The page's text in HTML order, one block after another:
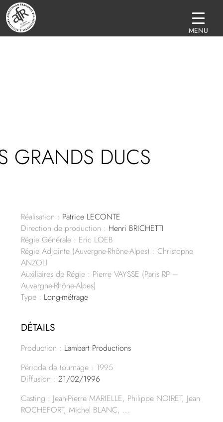
GRANDS DUCS
Réalisation : Patrice LECONTE
Direction de production : Henri BRICHETTI
Régie Générale : Eric LOEB
Régie Adjointe (Auvergne-Rhône-Alpes) : Christophe
ANZOLI
Auxiliaires de Régie : Pierre VAYSSE (Paris RP –
Auvergne-Rhône-Alpes)
Type : Long-métrage
DÉTAILS
Production : Lambart Productions
Période de tournage : 1995
Diffusion : 21/02/1996
Casting : Jean-Pierre MARIELLE, Philippe NOIRET, Jean
ROCHEFORT, Michel BLANC, …
MENU